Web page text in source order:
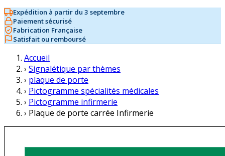
Expédition à partir du 3 septembre
Paiement sécurisé
Fabrication Française
Satisfait ou remboursé
Accueil
› Signalétique par thèmes
› plaque de porte
› Pictogramme spécialités médicales
› Pictogramme infirmerie
› Plaque de porte carrée Infirmerie